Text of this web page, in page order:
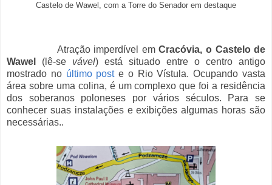
Castelo de Wawel, com a Torre do Senador em destaque
Atração imperdível emCracóvia, o Castelo de
Wawel (lê-se vável) está situado entre o centro antigo
mostrado no último poste o Rio Vístula. Ocupando vasta
área sobre uma colina, é um complexo que foi a residência
dos soberanos poloneses por vários séculos. Para se
conhecer suas instalações e exibições algumas horas são
necessárias..